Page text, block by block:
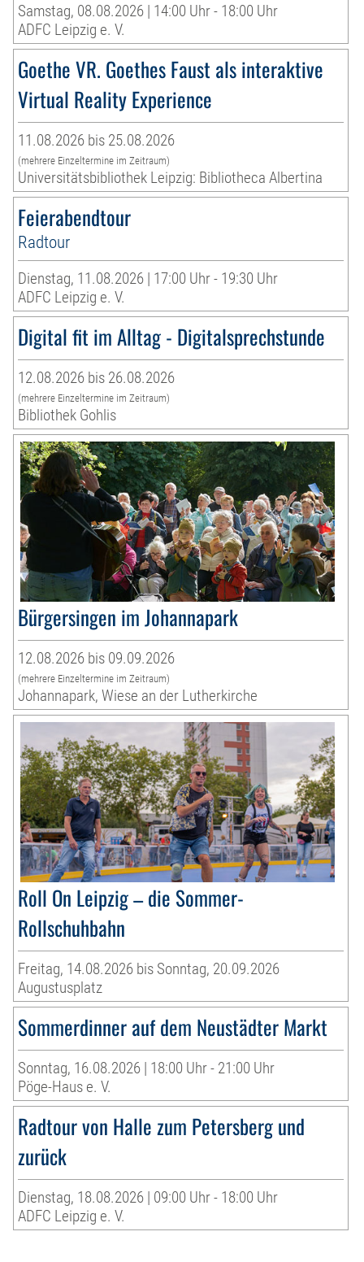
Samstag, 08.08.2026 | 14:00 Uhr - 18:00 Uhr
ADFC Leipzig e. V.
Goethe VR. Goethes Faust als interaktive
Virtual Reality Experience
11.08.2026 bis 25.08.2026
(mehrere Einzeltermine im Zeitraum)
Universitätsbibliothek Leipzig: Bibliotheca Albertina
Feierabendtour
Radtour
Dienstag, 11.08.2026 | 17:00 Uhr - 19:30 Uhr
ADFC Leipzig e. V.
Digital fit im Alltag - Digitalsprechstunde
12.08.2026 bis 26.08.2026
(mehrere Einzeltermine im Zeitraum)
Bibliothek Gohlis
Bürgersingen im Johannapark
12.08.2026 bis 09.09.2026
(mehrere Einzeltermine im Zeitraum)
Johannapark, Wiese an der Lutherkirche
Roll On Leipzig – die Sommer-
Rollschuhbahn
Freitag, 14.08.2026 bis Sonntag, 20.09.2026
Augustusplatz
Sommerdinner auf dem Neustädter Markt
Sonntag, 16.08.2026 | 18:00 Uhr - 21:00 Uhr
Pöge-Haus e. V.
Radtour von Halle zum Petersberg und
zurück
Dienstag, 18.08.2026 | 09:00 Uhr - 18:00 Uhr
ADFC Leipzig e. V.